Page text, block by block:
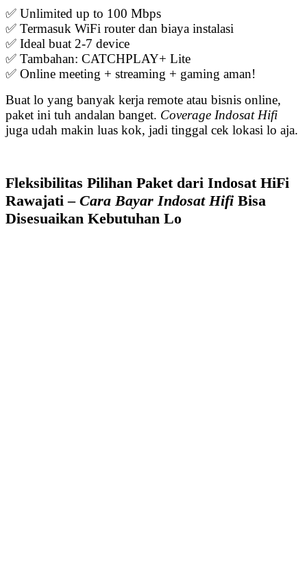
✅ Unlimited up to 100 Mbps
✅ Termasuk WiFi router dan biaya instalasi
✅ Ideal buat 2-7 device
✅ Tambahan: CATCHPLAY+ Lite
✅ Online meeting + streaming + gaming aman!
Buat lo yang banyak kerja remote atau bisnis online,
paket ini tuh andalan banget. Coverage Indosat Hifi
juga udah makin luas kok, jadi tinggal cek lokasi lo aja.
Fleksibilitas Pilihan Paket dari Indosat HiFi
Rawajati – Cara Bayar Indosat Hifi Bisa
Disesuaikan Kebutuhan Lo